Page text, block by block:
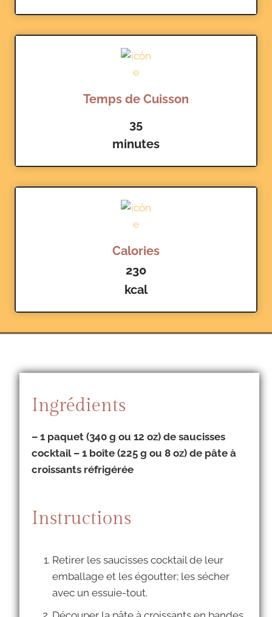
Temps de Cuisson
35
minutes
Calories
230
kcal
Ingrédients
– 1 paquet (340 g ou 12 oz) de saucisses
cocktail – 1 boîte (225 g ou 8 oz) de pâte à
croissants réfrigérée
Instructions
Retirer les saucisses cocktail de leur
emballage et les égoutter; les sécher
avec un essuie-tout.